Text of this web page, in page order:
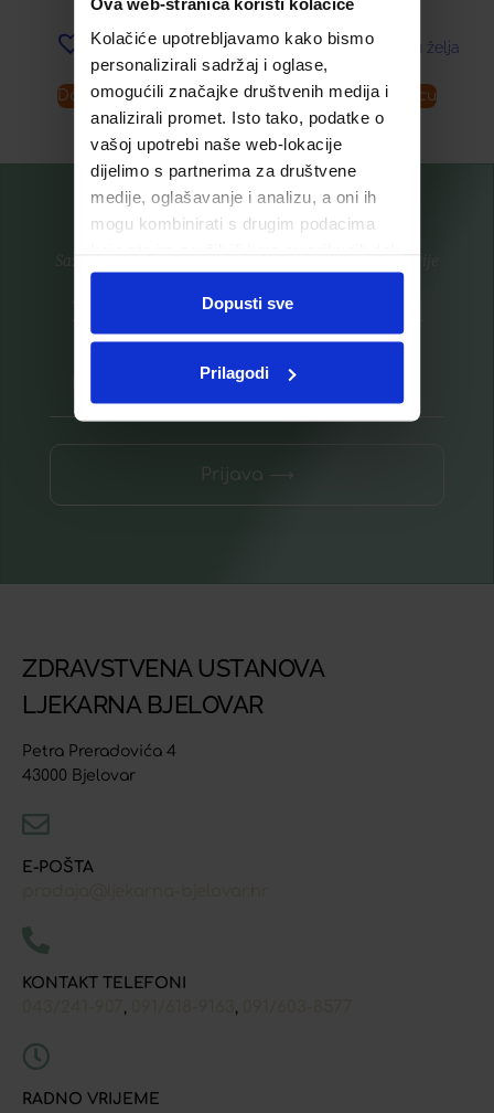
Kolačiće upotrebljavamo kako bismo
personalizirali sadržaj i oglase,
omogućili značajke društvenih medija i
analizirali promet. Isto tako, podatke o
vašoj upotrebi naše web-lokacije
dijelimo s partnerima za društvene
medije, oglašavanje i analizu, a oni ih
mogu kombinirati s drugim podacima
ste upotrebljavali njihove usluge.
Dopusti sve
Prilagodi
Dodaj u listu želja
Dodaj u košaricu
Dodaj u listu želja
Dodaj u košaricu
Saznajte prvi za nove proizvode i ekskluzivne promocije
Prijavite se na listu za novosti
Prijava ⟶
ZDRAVSTVENA USTANOVA
LJEKARNA BJELOVAR
Petra Preradovića 4
43000 Bjelovar
E-POŠTA
KONTAKT TELEFONI
RADNO VRIJEME